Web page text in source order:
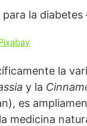
la
y la
es
medicina